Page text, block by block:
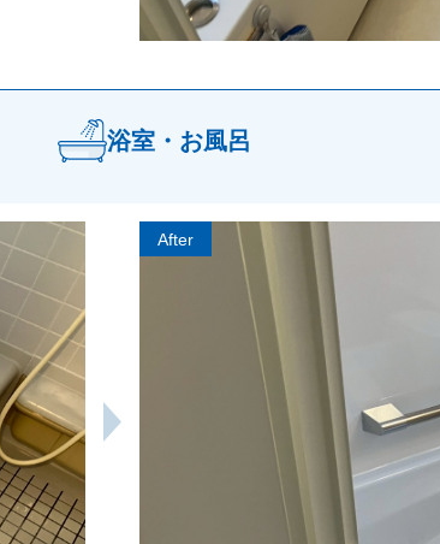
浴室・お風呂
After